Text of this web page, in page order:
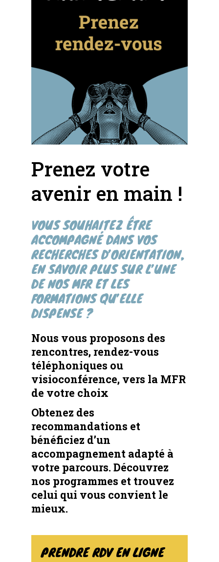
Prenez votre
avenir en main !
VOUS SOUHAITEZ ÊTRE
ACCOMPAGNÉ DANS VOS
RECHERCHES D’ORIENTATION,
EN SAVOIR PLUS SUR L’UNE
DE NOS MFR ET LES
FORMATIONS QU’ELLE
DISPENSE ?
Nous vous proposons des
rencontres, rendez-vous
téléphoniques ou
visioconférence, vers la MFR
de votre choix
Obtenez des
recommandations et
bénéficiez d’un
accompagnement adapté à
votre parcours. Découvrez
nos programmes et trouvez
celui qui vous convient le
mieux.
PRENDRE RDV EN LIGNE